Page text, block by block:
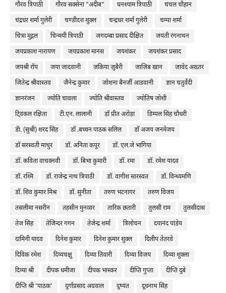
गौरव त्रिपाठी
गौरव सक्सेना "अदीब" घनश्याम त्रिपाठी
चंचल चौहान
चंद्रधर शर्मा गुलेरी
चण्डीदत्त शुक्ल चन्द्रधर शर्मा गुलेरी
चम्पा शर्मा
चित्रा मुद्गल
चिन्मयी त्रिपाठी जगदम्बा प्रसाद दीक्षित
जयंती रंगनाथन
जयप्रकाश नारायण
जयप्रकाश मानस जयशंकर
जयशंकर प्रसाद
जयश्री रॉय
जया जादवानी ज़किया ज़ुबैरी जाज़िब ख़ान
जावेद अख़्तर
जितेन्द्र श्रीवास्तव
जैनेन्द्र कुमार जोशना बैनर्जी आडवानी
ज्ञान चतुर्वेदी
ज्ञानरंजन
ज्योति चावला ज्योति श्रीवास्तव
ज्योतिष जोशी
टि्वंकल रक्षिता
टी.एन. लालानी ड़ॉ प्रीत अरोड़ा
डिम्पल सिंह चौधरी
डॅा. (सुश्री) शरद सिंह
डॉ .बच्चन पाठक सलिल
डॉ अजय जनमेजय
डॉ सरस्वती माथुर
डॉ. अनिता कपूर
डॉ. एल.जे भागिया
डॉ. कविता वाचक्नवी
डॉ. बिभा कुमारी डॉ. रमा
डॉ. रमेश यादव
डॉ. रश्मि
डॉ. राजेन्द्र नाथ त्रिपाठी डॉ. वागीश सारस्वत
डॉ. विन्ध्यमणि
डॉ. शिव कुमार मिश्र
डॉ. सुनीता तरुण भटनागर
तरुण विजय
तसलीमा नसरीन
तहसीन मुनव्वर तारिक छतारी तुलसी राम
तुलसीदास
तेज सिंह
तेजिन्दर गगन तेजेन्द्र शर्मा त्रिलोचन
दयानंद पांडेय
दामिनी यादव
दिनेश कुमार दिनेश कुमार शुक्ल
दिलीप तेतरवे
दिविक रमेश
दिव्यचक्षु दिव्या तिवारी दिव्या विजय
दिव्या शुक्ला
दिव्या श्री
दीपक धमीजा दीपक भास्कर दीप्ति गुप्ता
दीप्ति दुबे
दीप्ति श्री ‘पाठक’
दुर्गाप्रसाद अग्रवाल दुष्यंत दूधनाथ सिंह